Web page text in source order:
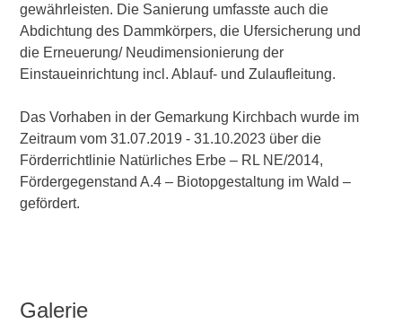
gewährleisten. Die Sanierung umfasste auch die
Abdichtung des Dammkörpers, die Ufersicherung und
die Erneuerung/ Neudimensionierung der
Einstaueinrichtung incl. Ablauf- und Zulaufleitung.
Das Vorhaben in der Gemarkung Kirchbach wurde im
Zeitraum vom 31.07.2019 - 31.10.2023 über die
Förderrichtlinie Natürliches Erbe – RL NE/2014,
Fördergegenstand A.4 – Biotopgestaltung im Wald –
gefördert.
Galerie